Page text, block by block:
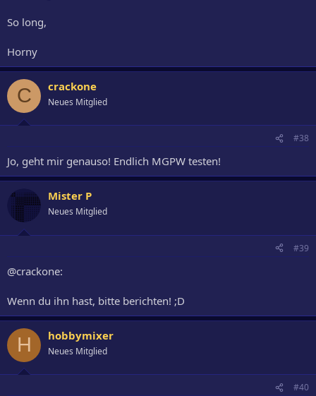
So long,
Horny
C crackone
Neues Mitglied
#38
Jo, geht mir genauso! Endlich MGPW testen!
Mister P
Neues Mitglied
#39
@crackone:
Wenn du ihn hast, bitte berichten! ;D
H hobbymixer
Neues Mitglied
#40